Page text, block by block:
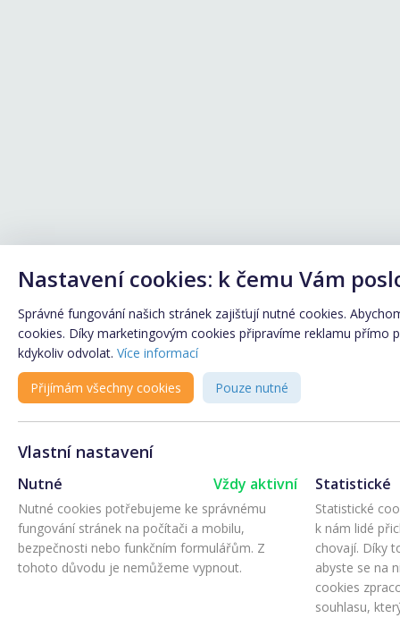
Nastavení cookies: k čemu Vám
Správné fungování našich stránek zajišťují nutné cookies.
cookies. Díky marketingovým cookies připravíme reklamu přímo
kdykoliv odvolat. Více informací
Přijímám všechny cookies Pouze nutné
Vlastní nastavení
Nutné Vždy aktivní
Nutné cookies potřebujeme ke správnému
fungování stránek na počítači a mobilu,
bezpečnosti nebo funkčním formulářům. Z
tohoto důvodu je nemůžeme vypnout.
Statistické
Statistické
k nám lidé
chovají. Díky
abyste se na
cookies
souhlasu,